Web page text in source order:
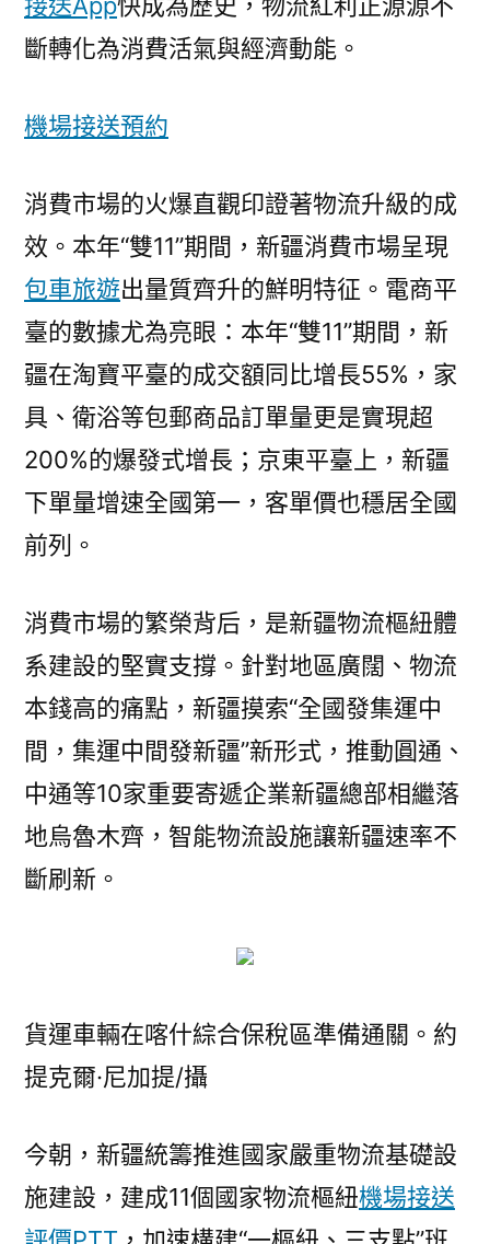
斷轉化為消費活氣與經濟動能。
機場接送預約
消費市場的火爆直觀印證著物流升級的成
效。本年“雙11”期間，新疆消費市場呈現
包車旅遊出量質齊升的鮮明特征。電商平
臺的數據尤為亮眼：本年“雙11”期間，新
疆在淘寶平臺的成交額同比增長55%，家
具、衛浴等包郵商品訂單量更是實現超
200%的爆發式增長；京東平臺上，新疆
下單量增速全國第一，客單價也穩居全國
前列。
消費市場的繁榮背后，是新疆物流樞紐體
系建設的堅實支撐。針對地區廣闊、物流
本錢高的痛點，新疆摸索“全國發集運中
間，集運中間發新疆”新形式，推動圓通、
中通等10家重要寄遞企業新疆總部相繼落
地烏魯木齊，智能物流設施讓新疆速率不
斷刷新。
貨運車輛在喀什綜合保稅區準備通關。約
提克爾·尼加提/攝
今朝，新疆統籌推進國家嚴重物流基礎設
施建設，建成11個國家物流樞紐機場接送